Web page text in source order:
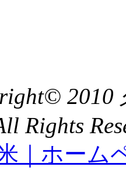
2010
Rights
｜ホーム